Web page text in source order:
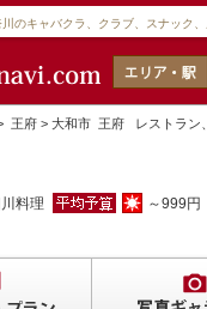
のキャバクラ、クラブ、スナック
王府 > 大和市 王府 レストラン
川料理 ～999円